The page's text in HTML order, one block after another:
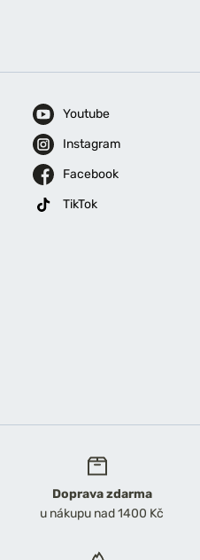
Doprava zdarma
u nákupu nad 1400 Kč
Youtube
Instagram
Facebook
TikTok